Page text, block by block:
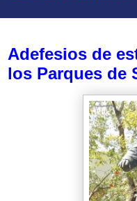
Adefesios de
los Parques de